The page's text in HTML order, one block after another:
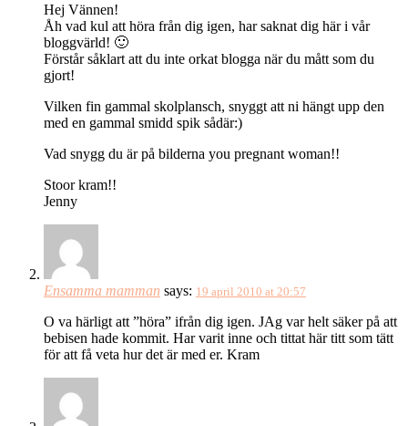
Hej Vännen!
Åh vad kul att höra från dig igen, har saknat dig här i vår
bloggvärld! 🙂
Förstår såklart att du inte orkat blogga när du mått som du
gjort!
Vilken fin gammal skolplansch, snyggt att ni hängt upp den
med en gammal smidd spik sådär:)
Vad snygg du är på bilderna you pregnant woman!!
Stoor kram!!
Jenny
Ensamma mamman says: 19 april 2010 at 20:57
O va härligt att ”höra” ifrån dig igen. JAg var helt säker på att
bebisen hade kommit. Har varit inne och tittat här titt som tätt
för att få veta hur det är med er. Kram